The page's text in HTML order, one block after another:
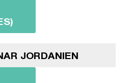
JORDANIEN